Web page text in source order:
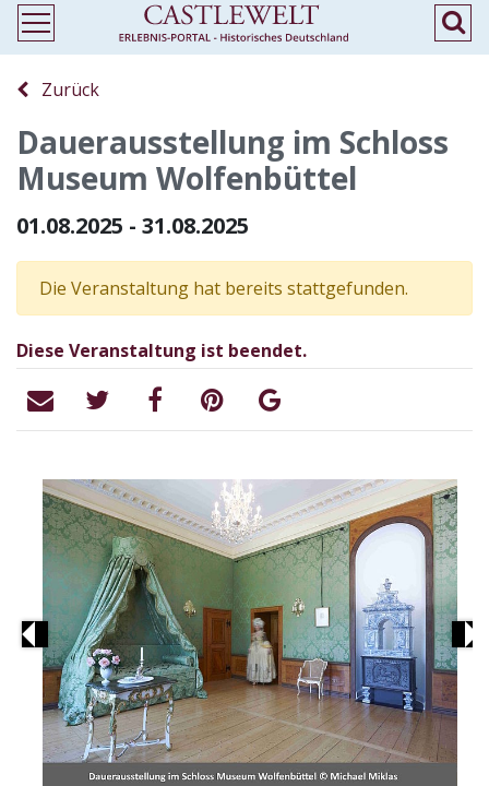
Zurück
Dauerausstellung im Schloss
Museum Wolfenbüttel
01.08.2025 - 31.08.2025
Die Veranstaltung hat bereits stattgefunden.
Diese Veranstaltung ist beendet.
Previous